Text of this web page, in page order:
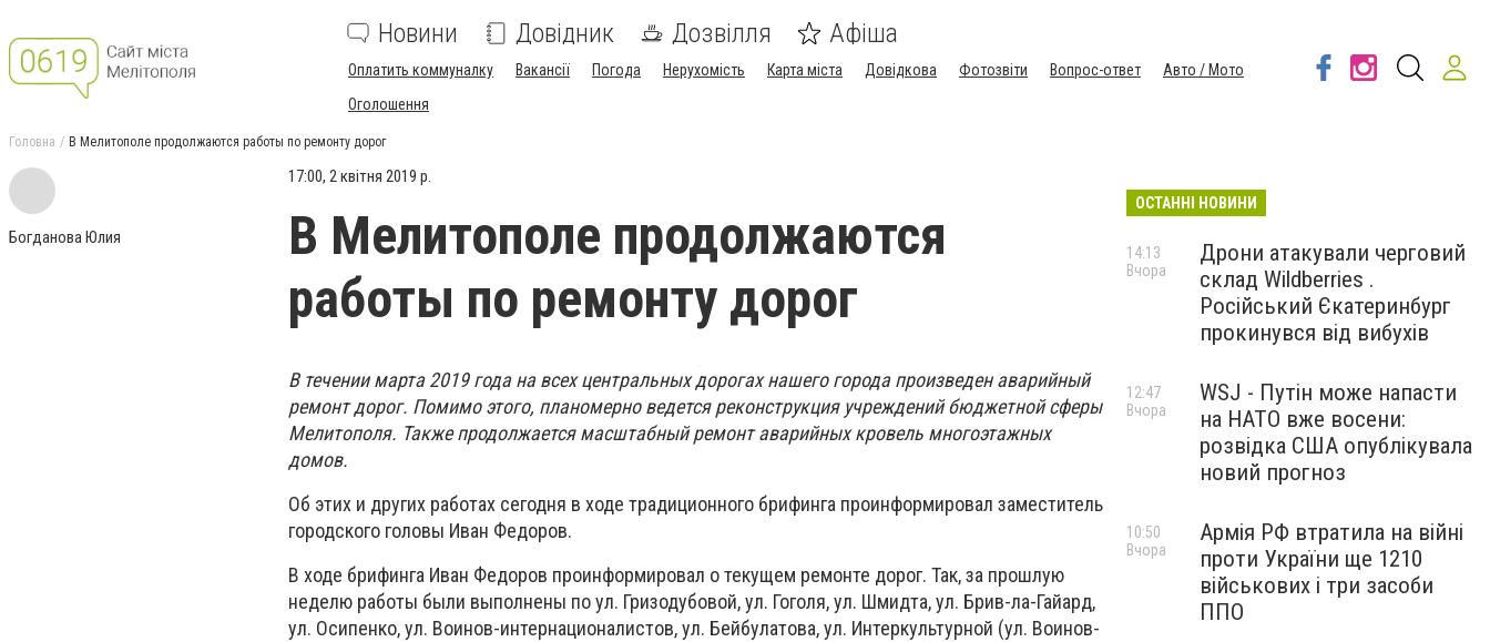
Новини Довідник Дозвілля Афіша
Оплатить коммуналку Вакансії Погода Нерухомість Карта міста Довідкова Фотозвіти Вопрос-ответ
Авто / Мото
Оголошення
Головна В Мелитополе продолжаются работы по ремонту дорог
Богданова Юлия
17:00, 2 квітня 2019 р.
В Мелитополе продолжаются
работы по ремонту дорог
В течении марта 2019 года на всех центральных дорогах нашего города произведен аварийный
ремонт дорог. Помимо этого, планомерно ведется реконструкция учреждений бюджетной сферы
Мелитополя. Также продолжается масштабный ремонт аварийных кровель многоэтажных
домов.
Об этих и других работах сегодня в ходе традиционного брифинга проинформировал заместитель
городского головы Иван Федоров.
В ходе брифинга Иван Федоров проинформировал о текущем ремонте дорог. Так, за прошлую
неделю работы были выполнены по ул. Гризодубовой, ул. Гоголя, ул. Шмидта, ул. Брив-ла-Гайард,
ул. Осипенко, ул. Воинов-интернационалистов, ул. Бейбулатова, ул. Интеркультурной (ул. Воинов-
ОСТАННІ НОВИНИ
Дрони атакували черговий
склад Wildberries .
Російський Єкатеринбург
прокинувся від вибухів
14:13
Вчора
WSJ - Путін може напасти
на НАТО вже восени:
розвідка США опублікувала
новий прогноз
12:47
Вчора
Армія РФ втратила на війні
проти України ще 1210
військових і три засоби
ППО
10:50
Вчора